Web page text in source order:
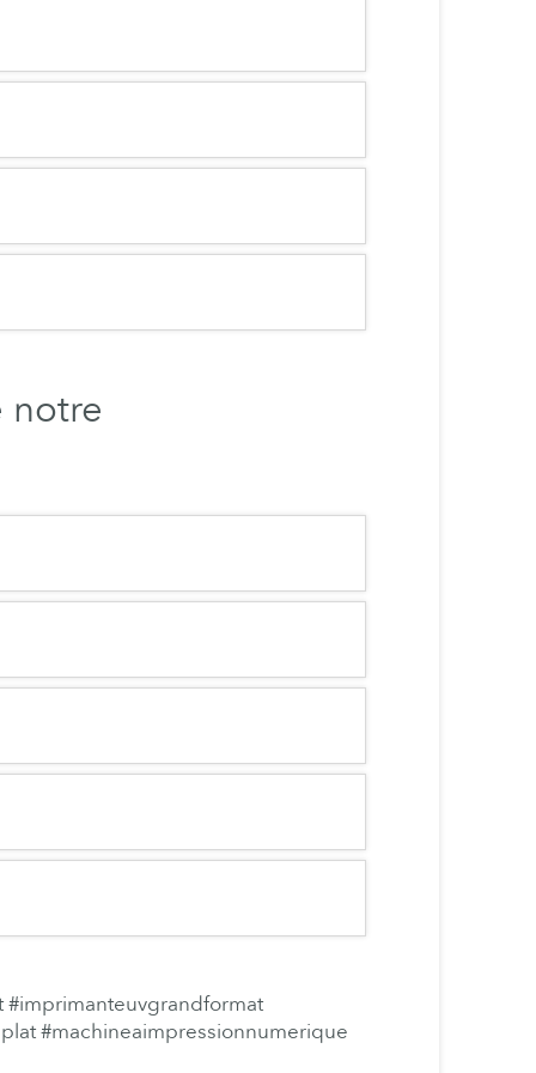
notre
#imprimanteuvgrandformat
#machineaimpressionnumerique